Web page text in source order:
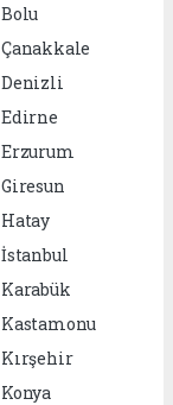
Bolu
Çanakkale
Denizli
Edirne
Erzurum
Giresun
Hatay
İstanbul
Karabük
Kastamonu
Kırşehir
Konya